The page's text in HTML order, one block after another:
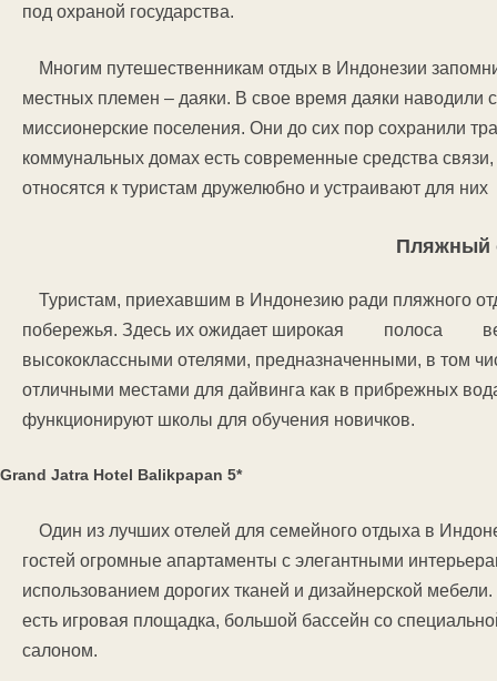
под охраной государства.
Многим путешественникам отдых в Индонезии
местных племен – даяки. В свое время даяки наводили
миссионерские поселения. Они до сих пор сохранили
коммунальных домах есть современные средства
относятся к туристам дружелюбно и устраивают для
Пляжный
Туристам, приехавшим в Индонезию ради пляжного
побережья. Здесь их ожидает широкая полоса
высококлассными отелями, предназначенными, в том
отличными местами для дайвинга как в прибрежных
функционируют школы для обучения новичков.
Grand Jatra Hotel Balikpapan 5*
Один из лучших отелей для семейного отдыха в
гостей огромные апартаменты с элегантными
использованием дорогих тканей и дизайнерской
есть игровая площадка, большой бассейн со
салоном.